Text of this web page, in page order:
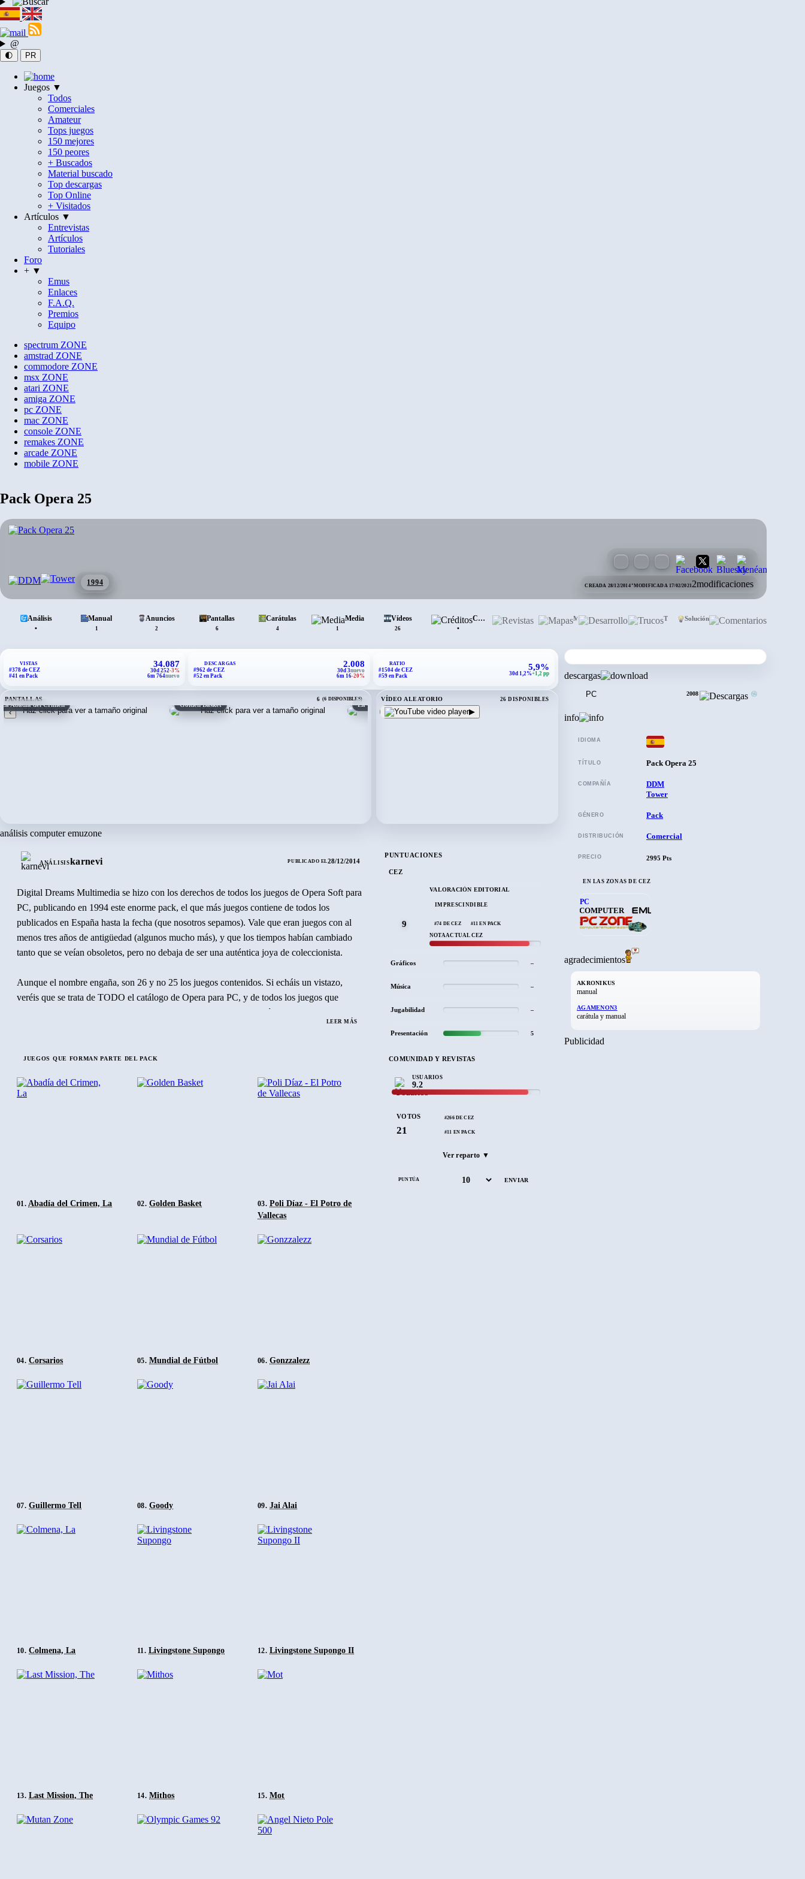
@
🌓 PR
Juegos ▼
Todos
Comerciales
Amateur
Tops juegos
150 mejores
150 peores
+ Buscados
Material buscado
Top descargas
Top Online
+ Visitados
Artículos ▼
Entrevistas
Artículos
Tutoriales
Foro
+ ▼
Emus
Enlaces
F.A.Q.
Premios
Equipo
spectrum ZONE
amstrad ZONE
commodore ZONE
msx ZONE
atari ZONE
amiga ZONE
pc ZONE
mac ZONE
console ZONE
remakes ZONE
arcade ZONE
mobile ZONE
Pack Opera 25
1994 CREADA 28/12/2014·MODIFICADA 17/02/20212modificaciones
Análisis
•
Manual
1
Anuncios
2
Pantallas
6
Carátulas
4
Media
1
Vídeos
26
Créditos
•
Revistas Mapas Desarrollo Trucos Solución
descargas
PC 2008
info
IDIOMA
TÍTULO Pack Opera 25
COMPAÑÍA
DDM
Tower
GÉNERO Pack
DISTRIBUCIÓN Comercial
PRECIO 2995 Pts
EN LAS ZONAS DE CEZ
PC
COMPUTER
agradecimientos
AKRONIKUS
manual
AGAMENON3
carátula y manual
Publicidad
VISTAS
#378 de CEZ
#41 en Pack
34.087
30d 252-3%
6m 764nuevo
DESCARGAS
#962 de CEZ
#52 en Pack
2.008
30d 3nuevo
6m 16-20%
RATIO
#1504 de CEZ
#59 en Pack
5,9%
30d 1,2%+1,2 pp
PANTALLAS 6 (6 DISPONIBLES)
‹
La Abadía del Crimen Golden Basket La Colmena
VÍDEO ALEATORIO 26 DISPONIBLES
▶
análisis computer emuzone
ANÁLISISkarnevi PUBLICADO EL28/12/2014
Digital Dreams Multimedia se hizo con los derechos de todos los juegos de Opera Soft para
PC, publicando en 1994 este enorme pack, el que más juegos contiene de todos los
publicados en España hasta la fecha (que nosotros sepamos). Vale que eran juegos con al
menos tres años de antigüedad (algunos mucho más), y que los tiempos habían cambiado
tanto que se veían obsoletos, pero no debaja de ser una auténtica joya de coleccionista.
Aunque el nombre engaña, son 26 y no 25 los juegos contenidos. Si echáis un vistazo,
veréis que se trata de TODO el catálogo de Opera para PC, y de todos los juegos que
publicaron para todos los sistemas excepto uno y medio. ¿Ehhh? Sí, el medio va por
compañía que no tuvo versión para compatibles.
Por otro lado, suponemos que por un tema de licencias, los nombres de los juegos fueron
LEER MÁS
JUEGOS QUE FORMAN PARTE DEL PACK
01. Abadía del Crimen, La 02. Golden Basket 03. Poli Díaz - El Potro de
Vallecas
04. Corsarios 05. Mundial de Fútbol 06. Gonzzalezz
07. Guillermo Tell 08. Goody 09. Jai Alai
10. Colmena, La 11. Livingstone Supongo 12. Livingstone Supongo II
13. Last Mission, The 14. Mithos 15. Mot
PUNTUACIONES
CEZ
9
VALORACIÓN EDITORIAL
IMPRESCINDIBLE
#74 DE CEZ #11 EN PACK
NOTA ACTUAL CEZ
Gráficos –
Música –
Jugabilidad –
Presentación 5
COMUNIDAD Y REVISTAS
USUARIOS
9.2
VOTOS
21
#266 DE CEZ
#11 EN PACK
Ver reparto ▼
PUNTÚA